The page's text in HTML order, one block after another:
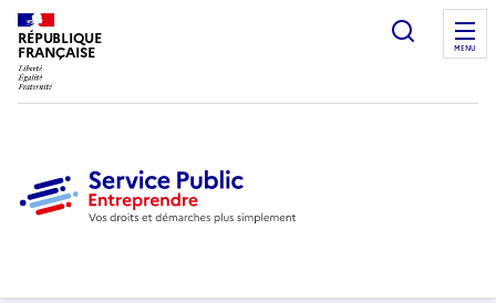
RÉPUBLIQUE
FRANÇAISE MENU